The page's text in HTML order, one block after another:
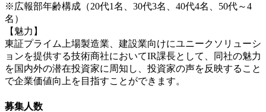
※広報部年齢構成（20代1名、30代3名、40代4名、50代～4
名）
【魅力】
東証プライム上場製造業、建設業向けにユニークソリューシ
ョンを提供する技術商社においてIR課長として、同社の魅力
を国内外の潜在投資家に周知し、投資家の声を反映すること
で企業価値向上を目指すことができます。
募集人数